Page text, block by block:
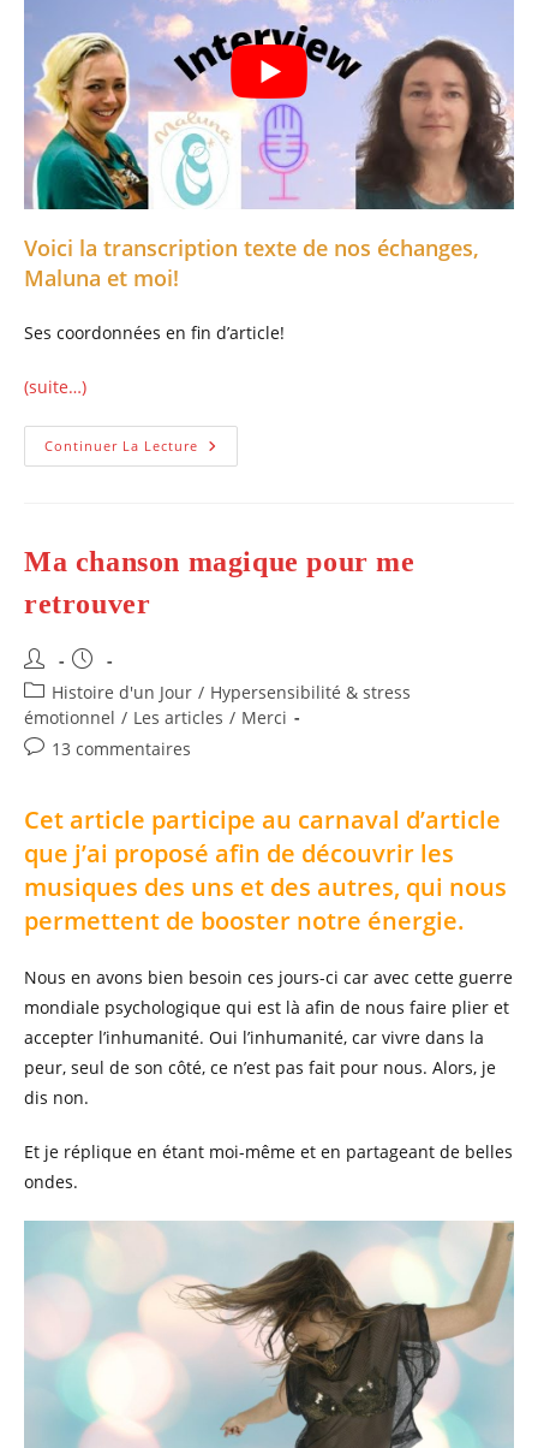
Voici la transcription texte de nos échanges,
Maluna et moi!
Ses coordonnées en fin d’article!
(suite…)
Continuer La Lecture Interview
Rose-
Création
De
MALUNA,
Spécialisée
Contre
L’eczéma.
Ma chanson magique pour me
retrouver
Auteur/autrice
de
la
publication :
Publication
publiée :
Post
category:
Histoire d'un Jour / Hypersensibilité & stress
émotionnel / Les articles / Merci
Commentaires
publication :
13 commentaires
Cet article participe au carnaval d’article
que j’ai proposé afin de découvrir les
musiques des uns et des autres, qui nous
permettent de booster notre énergie.
Nous en avons bien besoin ces jours-ci car avec cette guerre
mondiale psychologique qui est là afin de nous faire plier et
accepter l’inhumanité. Oui l’inhumanité, car vivre dans la
peur, seul de son côté, ce n’est pas fait pour nous. Alors, je
dis non.
Et je réplique en étant moi-même et en partageant de belles
ondes.